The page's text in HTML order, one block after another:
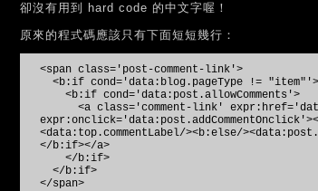
卻沒有用到 hard code 的中文字喔！
原來的程式碼應該只有下面短短幾行：
<span class='post-comment-link'>
<b:if cond='data:blog.pageType != "item"'>
<b:if cond='data:post.allowComments'>
<a class='comment-link'
<data:top.commentLabel/><b:else/
</b:if></a>
</b:if>
</b:if>
</span>